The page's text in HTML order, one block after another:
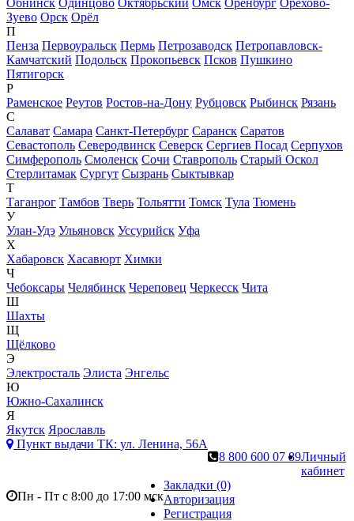
Обнинск Одинцово Октябрьский Омск Оренбург Орехово-
Зуево Орск Орёл
П
Пенза Первоуральск Пермь Петрозаводск Петропавловск-
Камчатский Подольск Прокопьевск Псков Пушкино
Пятигорск
Р
Раменское Реутов Ростов-на-Дону Рубцовск Рыбинск Рязань
С
Салават Самара Санкт-Петербург Саранск Саратов
Севастополь Северодвинск Северск Сергиев Посад Серпухов
Симферополь Смоленск Сочи Ставрополь Старый Оскол
Стерлитамак Сургут Сызрань Сыктывкар
Т
Таганрог Тамбов Тверь Тольятти Томск Тула Тюмень
У
Улан-Удэ Ульяновск Уссурийск Уфа
Х
Хабаровск Хасавюрт Химки
Ч
Чебоксары Челябинск Череповец Черкесск Чита
Ш
Шахты
Щ
Щёлково
Э
Электросталь Элиста Энгельс
Ю
Южно-Сахалинск
Я
Якутск Ярославль
Пункт выдачи ТК: ул. Ленина, 56А
8 800 600 07 89
Пн - Пт с 8:00 до 17:00 мск
Личный
кабинет
Закладки (0)
Авторизация
Регистрация